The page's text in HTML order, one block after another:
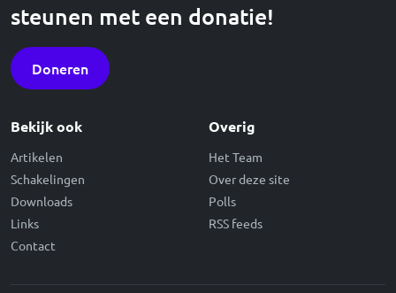
steunen met een donatie!
Doneren
Bekijk ook
Artikelen
Schakelingen
Downloads
Links
Contact
Overig
Het Team
Over deze site
Polls
RSS feeds